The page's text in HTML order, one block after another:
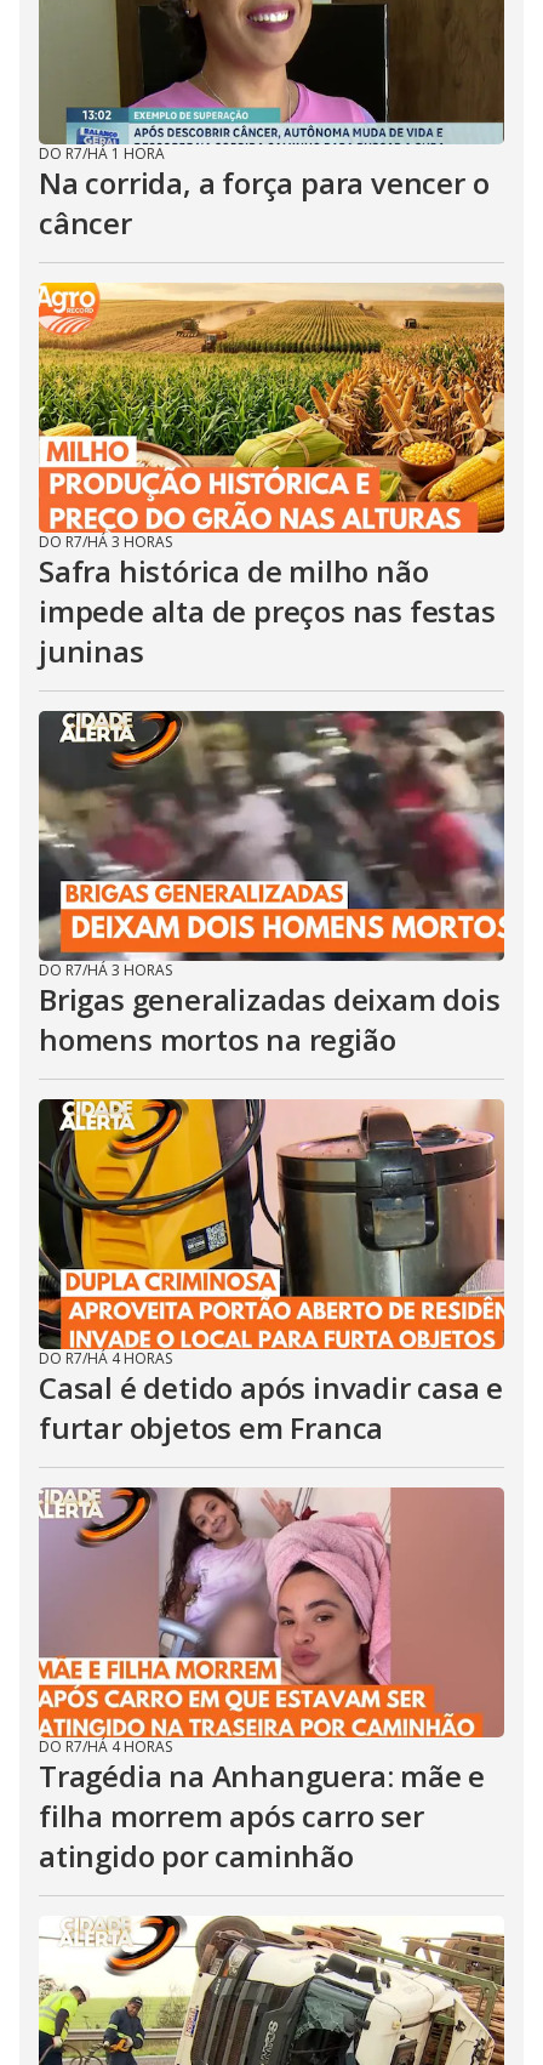
DO R7/HÁ 1 HORA
Na corrida, a força para vencer o
câncer
DO R7/HÁ 3 HORAS
Safra histórica de milho não
impede alta de preços nas festas
juninas
DO R7/HÁ 3 HORAS
Brigas generalizadas deixam dois
homens mortos na região
DO R7/HÁ 4 HORAS
Casal é detido após invadir casa e
furtar objetos em Franca
DO R7/HÁ 4 HORAS
Tragédia na Anhanguera: mãe e
filha morrem após carro ser
atingido por caminhão